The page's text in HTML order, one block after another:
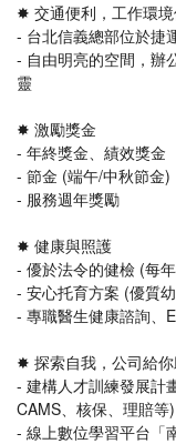
✸ 交通便利，工作環
- 台北信義總部位於捷
- 自由明亮的空間，辦
靈
✸ 激勵獎金
- 年終獎金、績效獎金
- 節金 (端午/中秋節金)
- 服務週年獎勵
✸ 健康與照護
- 優於法令的健檢 (每
- 安心托育方案 (優質
- 專職醫生健康諮詢、
✸ 探索自我，公司給
- 建構人才訓練發展計
CAMS、核保、理賠等)
- 線上數位學習平台「